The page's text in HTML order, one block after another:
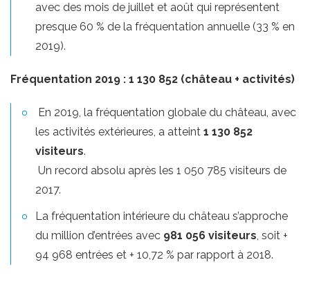
avec des mois de juillet et août qui représentent
presque 60 % de la fréquentation annuelle (33 % en
2019).
Fréquentation 2019 : 1 130 852 (château + activités)
En 2019, la fréquentation globale du château, avec
les activités extérieures, a atteint 1 130 852
visiteurs.
Un record absolu après les 1 050 785 visiteurs de
2017.
La fréquentation intérieure du château s’approche
du million d’entrées avec 981 056 visiteurs, soit +
94 968 entrées et + 10,72 % par rapport à 2018.